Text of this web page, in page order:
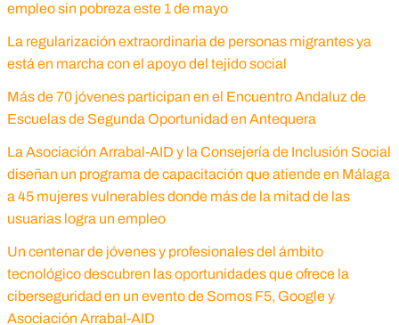
empleo sin pobreza este 1 de mayo
La regularización extraordinaria de personas migrantes ya
está en marcha con el apoyo del tejido social
Más de 70 jóvenes participan en el Encuentro Andaluz de
Escuelas de Segunda Oportunidad en Antequera
La Asociación Arrabal-AID y la Consejería de Inclusión Social
diseñan un programa de capacitación que atiende en Málaga
a 45 mujeres vulnerables donde más de la mitad de las
usuarias logra un empleo
Un centenar de jóvenes y profesionales del ámbito
tecnológico descubren las oportunidades que ofrece la
ciberseguridad en un evento de Somos F5, Google y
Asociación Arrabal-AID